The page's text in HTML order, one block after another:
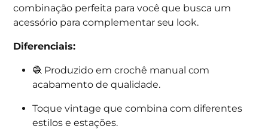
combinação perfeita para você que busca um
acessório para complementar seu look.
Diferenciais:
🧶 Produzido em crochê manual com
acabamento de qualidade.
Toque vintage que combina com diferentes
estilos e estações.